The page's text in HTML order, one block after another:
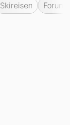
Skireisen Forum